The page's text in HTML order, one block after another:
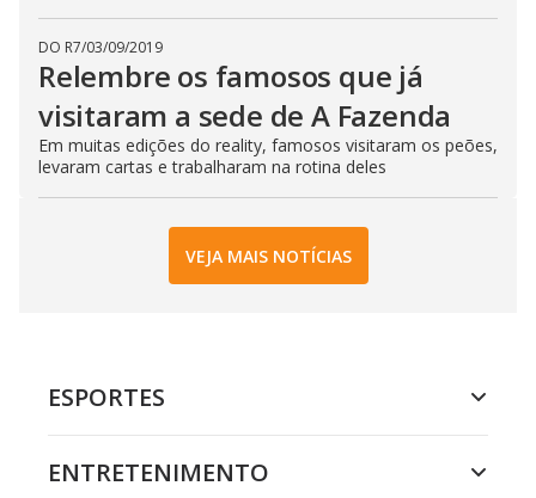
DO R7/03/09/2019
Relembre os famosos que já
visitaram a sede de A Fazenda
Em muitas edições do reality, famosos visitaram os peões,
levaram cartas e trabalharam na rotina deles
VEJA MAIS NOTÍCIAS
ESPORTES
ENTRETENIMENTO